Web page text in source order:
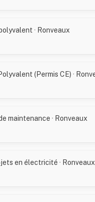
· Ronveaux
maintenance · Ronveaux
en électricité · Ronveaux